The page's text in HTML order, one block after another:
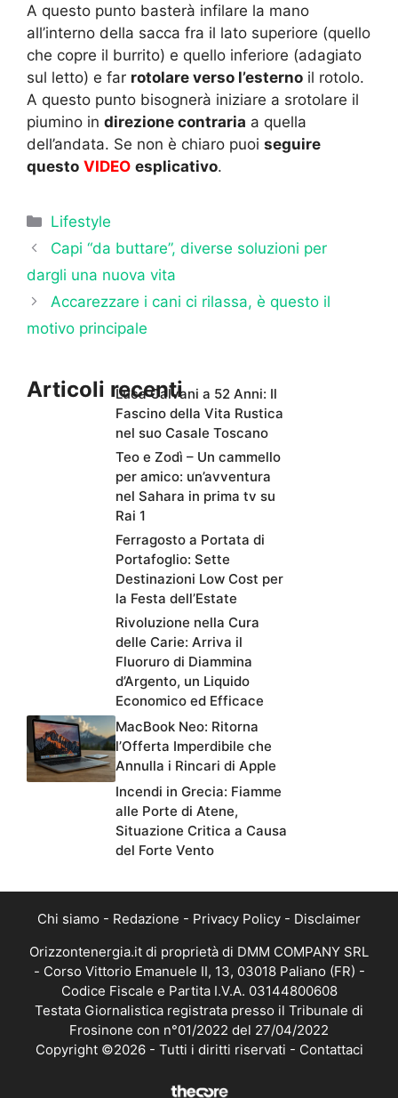
A questo punto basterà infilare la mano
all’interno della sacca fra il lato superiore (quello
che copre il burrito) e quello inferiore (adagiato
sul letto) e far rotolare verso l’esterno il rotolo.
A questo punto bisognerà iniziare a srotolare il
piumino in direzione contraria a quella
dell’andata. Se non è chiaro puoi seguire
questo VIDEO esplicativo.
Categorie
Lifestyle
Capi “da buttare”, diverse soluzioni per
dargli una nuova vita
Accarezzare i cani ci rilassa, è questo il
motivo principale
Articoli recentiLuca Calvani a 52 Anni: Il
Fascino della Vita Rustica
nel suo Casale Toscano
Teo e Zodì – Un cammello
per amico: un’avventura
nel Sahara in prima tv su
Rai 1
Ferragosto a Portata di
Portafoglio: Sette
Destinazioni Low Cost per
la Festa dell’Estate
Rivoluzione nella Cura
delle Carie: Arriva il
Fluoruro di Diammina
d’Argento, un Liquido
Economico ed Efficace
MacBook Neo: Ritorna
l’Offerta Imperdibile che
Annulla i Rincari di Apple
Incendi in Grecia: Fiamme
alle Porte di Atene,
Situazione Critica a Causa
del Forte Vento
Chi siamo - Redazione - Privacy Policy - Disclaimer
Orizzontenergia.it di proprietà di DMM COMPANY SRL
- Corso Vittorio Emanuele II, 13, 03018 Paliano (FR) -
Codice Fiscale e Partita I.V.A. 03144800608
Testata Giornalistica registrata presso il Tribunale di
Frosinone con n°01/2022 del 27/04/2022
Copyright ©2026 - Tutti i diritti riservati - Contattaci